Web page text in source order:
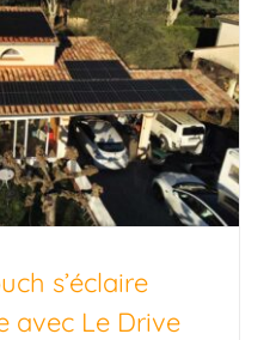
s’éclaire
avec Le Drive